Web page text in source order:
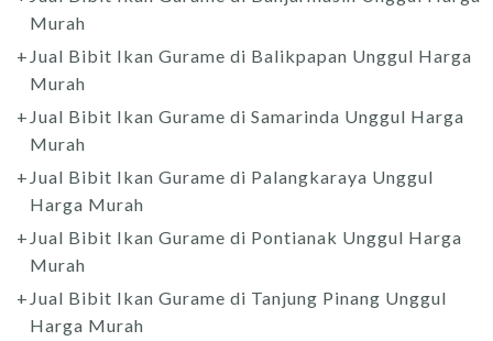
Murah
Jual Bibit Ikan Gurame di Balikpapan Unggul Harga
Murah
Jual Bibit Ikan Gurame di Samarinda Unggul Harga
Murah
Jual Bibit Ikan Gurame di Palangkaraya Unggul
Harga Murah
Jual Bibit Ikan Gurame di Pontianak Unggul Harga
Murah
Jual Bibit Ikan Gurame di Tanjung Pinang Unggul
Harga Murah